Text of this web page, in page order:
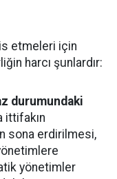
etmeleri için
harcı şunlardır:
durumundaki
ittifakın
sona erdirilmesi,
yönetimler